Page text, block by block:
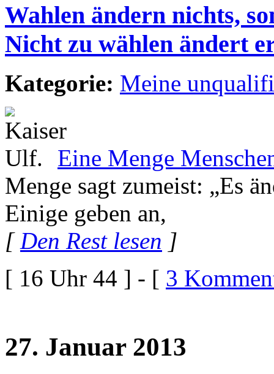
Wahlen ändern nichts,
Nicht zu wählen ändert
Kategorie: Meine
Eine Menge
Menge sagt zumeist: „Es
Einige geben an,
[Den Rest lesen ]
[ 16 Uhr 44 ] - [ 3
27. Januar 2013